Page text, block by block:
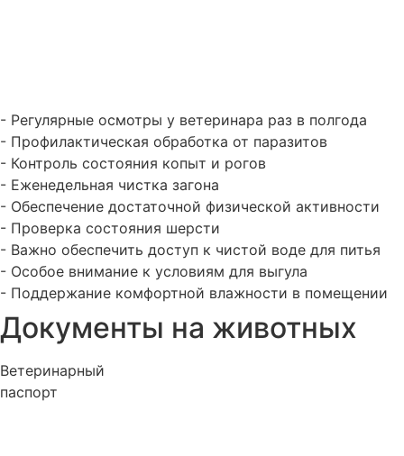
- Регулярные осмотры у ветеринара раз в полгода
- Профилактическая обработка от паразитов
- Контроль состояния копыт и рогов
- Еженедельная чистка загона
- Обеспечение достаточной физической активности
- Проверка состояния шерсти
- Важно обеспечить доступ к чистой воде для питья
- Особое внимание к условиям для выгула
- Поддержание комфортной влажности в помещении
Документы на животных
Ветеринарный
паспорт